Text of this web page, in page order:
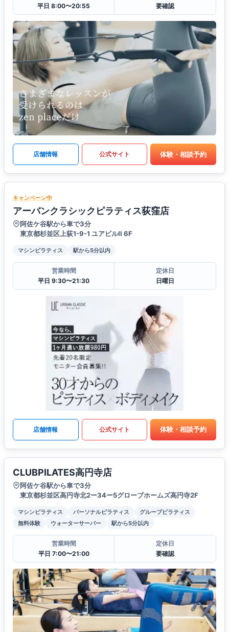
平日 8:00〜20:55
要確認
店舗情報 公式サイト 体験・相談予約
キャンペーン中
アーバンクラシックピラティス荻窪店
阿佐ケ谷駅から車で3分
東京都杉並区上荻1-9-1 ユアビルII 6F
マシンピラティス 駅から5分以内
営業時間
平日 9:30〜21:30
定休日
日曜日
店舗情報 公式サイト 体験・相談予約
CLUBPILATES高円寺店
阿佐ケ谷駅から車で3分
東京都杉並区高円寺北2ー34ー5グローブホームズ高円寺2F
マシンピラティス パーソナルピラティス
グループピラティス
無料体験
ウォーターサーバー 駅から5分以内
営業時間
平日 7:00〜21:00
定休日
要確認